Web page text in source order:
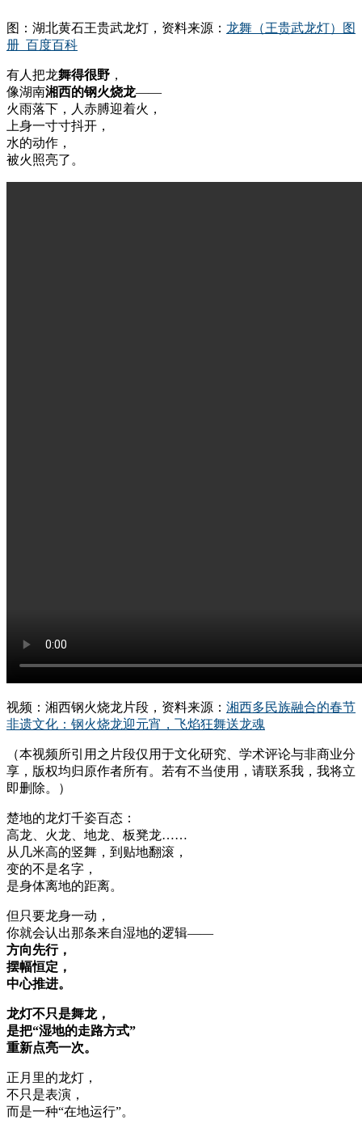
图：湖北黄石王贵武龙灯，资料来源： 龙舞（王贵武龙灯）图
册_百度百科
有人把龙舞得很野 ，
像湖南湘西的钢火烧龙——
火雨落下，人赤膊迎着火，
上身一寸寸抖开，
水的动作，
被火照亮了。
视频：湘西钢火烧龙片段，资料来源： 湘西多民族融合的春节
非遗文化：钢火烧龙迎元宵，飞焰狂舞送龙魂
（本视频所引用之片段仅用于文化研究、学术评论与非商业分
享，版权均归原作者所有。若有不当使用，请联系我，我将立
即删除。）
楚地的龙灯千姿百态：
高龙、火龙、地龙、板凳龙……
从几米高的竖舞，到贴地翻滚，
变的不是名字，
是身体离地的距离。
但只要龙身一动，
你就会认出那条来自湿地的逻辑——
方向先行，
摆幅恒定，
中心推进。
龙灯不只是舞龙，
是把“湿地的走路方式”
重新点亮一次。
正月里的龙灯，
不只是表演，
而是一种“在地运行”。